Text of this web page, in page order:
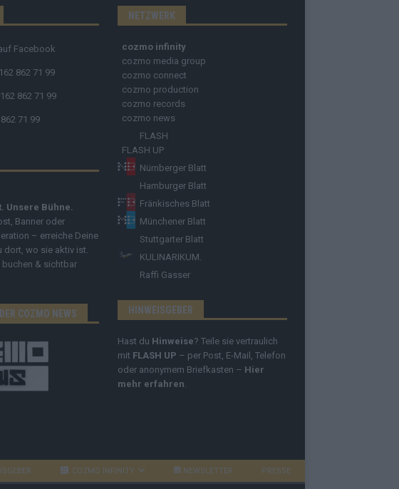
Facebook
862 71 99
862 71 99
71 99
Unsere Bühne.
Banner oder
– erreiche Deine
dort, wo sie aktiv ist.
& sichtbar
COZMO NEWS
NETZWERK
cozmo infinity
cozmo media group
cozmo connect
cozmo production
cozmo records
cozmo news
FLASH
FLASH UP
Nürnberger Blatt
Hamburger Blatt
Fränkisches Blatt
Münchener Blatt
Stuttgarter Blatt
KULINARIKUM.
Raffi Gasser
HINWEISGEBER
Hast du Hinweise? Teile sie vertraulich
mit FLASH UP – per Post, E-Mail, Telefon
oder anonymem Briefkasten – Hier
mehr erfahren.
COZMO INFINITY NEWSLETTER PRESSE